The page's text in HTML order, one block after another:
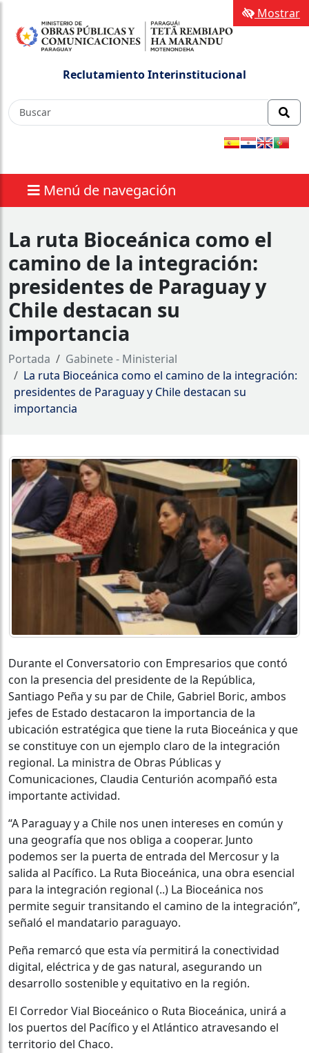
Reclutamiento Interinstitucional
Menú de navegación
Mostrar
La ruta Bioceánica como el
camino de la integración:
presidentes de Paraguay y
Chile destacan su
importancia
Portada
Gabinete - Ministerial
La ruta Bioceánica como el camino de la integración:
presidentes de Paraguay y Chile destacan su
importancia
Durante el Conversatorio con Empresarios que contó
con la presencia del presidente de la República,
Santiago Peña y su par de Chile, Gabriel Boric, ambos
jefes de Estado destacaron la importancia de la
ubicación estratégica que tiene la ruta Bioceánica y que
se constituye con un ejemplo claro de la integración
regional. La ministra de Obras Públicas y
Comunicaciones, Claudia Centurión acompañó esta
importante actividad.
“A Paraguay y a Chile nos unen intereses en común y
una geografía que nos obliga a cooperar. Junto
podemos ser la puerta de entrada del Mercosur y la
salida al Pacífico. La Ruta Bioceánica, una obra esencial
para la integración regional (..) La Bioceánica nos
permite seguir transitando el camino de la integración”,
señaló el mandatario paraguayo.
Peña remarcó que esta vía permitirá la conectividad
digital, eléctrica y de gas natural, asegurando un
desarrollo sostenible y equitativo en la región.
El Corredor Vial Bioceánico o Ruta Bioceánica, unirá a
los puertos del Pacífico y el Atlántico atravesando el
territorio del Chaco.